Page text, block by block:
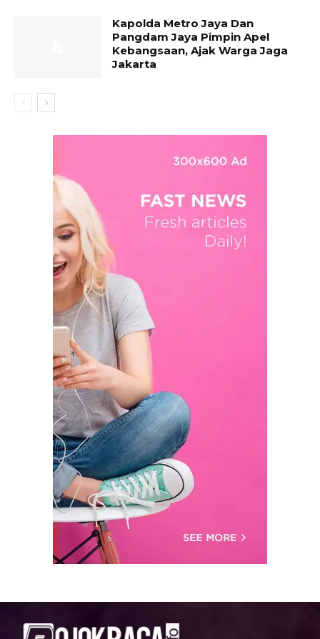
Kapolda Metro Jaya Dan
Pangdam Jaya Pimpin Apel
Kebangsaan, Ajak Warga Jaga
Jakarta